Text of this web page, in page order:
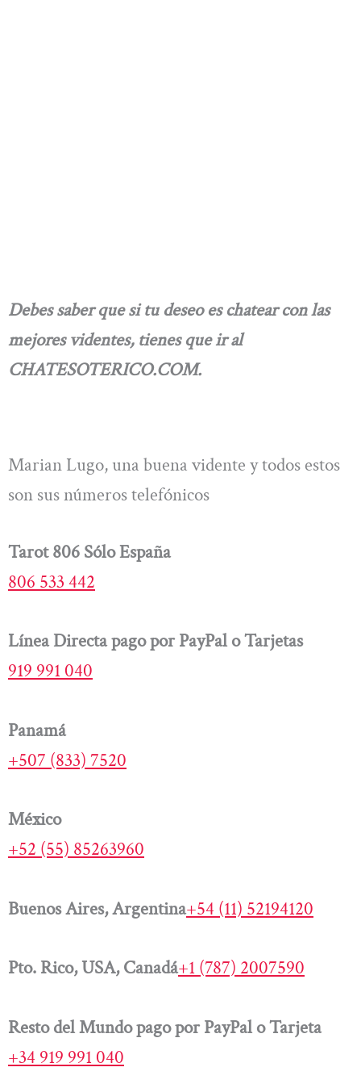
Debes saber que si tu deseo es chatear con las
mejores videntes, tienes que ir al
CHATESOTERICO.COM.
Marian Lugo, una buena vidente y todos estos
son sus números telefónicos
Tarot 806 Sólo España
806 533 442
Línea Directa pago por PayPal o Tarjetas
919 991 040
Panamá
+507 (833) 7520
México
+52 (55) 85263960
Buenos Aires, Argentina+54 (11) 52194120
Pto. Rico, USA, Canadá+1 (787) 2007590
Resto del Mundo pago por PayPal o Tarjeta
+34 919 991 040